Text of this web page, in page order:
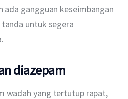
ada gangguan keseimbangan
untuk segera
diazepam
wadah yang tertutup rapat,